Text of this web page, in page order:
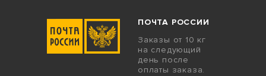
ПОЧТА РОССИИ
Заказы от 10 кг
на следующий
день после
оплаты заказа.